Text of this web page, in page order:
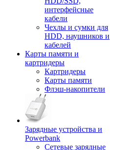
интерфейсные
кабели
Чехлы и сумки для
HDD, наушников и
кабелей
Карты памяти и
картридеры
Картридеры
Карты памяти
Флэш-накопители
Зарядные устройства и
Powerbank
Сетевые зарядные